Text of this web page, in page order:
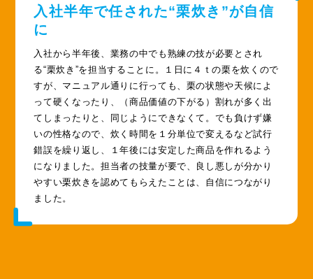
入社半年で任された“栗炊き”が自信
に
入社から半年後、業務の中でも熟練の技が必要とされ
る“栗炊き”を担当することに。１日に４ｔの栗を炊くので
すが、マニュアル通りに行っても、栗の状態や天候によ
って硬くなったり、（商品価値の下がる）割れが多く出
てしまったりと、同じようにできなくて。でも負けず嫌
いの性格なので、炊く時間を１分単位で変えるなど試行
錯誤を繰り返し、１年後には安定した商品を作れるよう
になりました。担当者の技量が要で、良し悪しが分かり
やすい栗炊きを認めてもらえたことは、自信につながり
ました。